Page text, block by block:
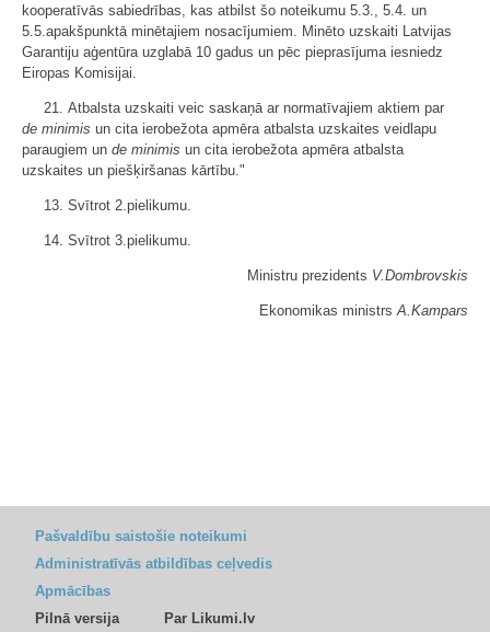
kooperatīvās sabiedrības, kas atbilst šo noteikumu 5.3., 5.4. un
5.5.apakšpunktā minētajiem nosacījumiem. Minēto uzskaiti Latvijas
Garantiju aģentūra uzglabā 10 gadus un pēc pieprasījuma iesniedz
Eiropas Komisijai.
21. Atbalsta uzskaiti veic saskaņā ar normatīvajiem aktiem par
de minimis un cita ierobežota apmēra atbalsta uzskaites veidlapu
paraugiem un de minimis un cita ierobežota apmēra atbalsta
uzskaites un piešķiršanas kārtību."
13. Svītrot 2.pielikumu.
14. Svītrot 3.pielikumu.
Ministru prezidents V.Dombrovskis
Ekonomikas ministrs A.Kampars
Pašvaldību saistošie noteikumi
Administratīvās atbildības ceļvedis
Apmācības
Pilnā versija
Par Likumi.lv